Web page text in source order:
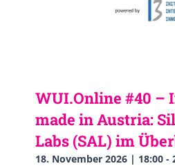
WUI.Online #40 –
made in Austria:
Labs (SAL) im
18. November 2026 | 18:00 -